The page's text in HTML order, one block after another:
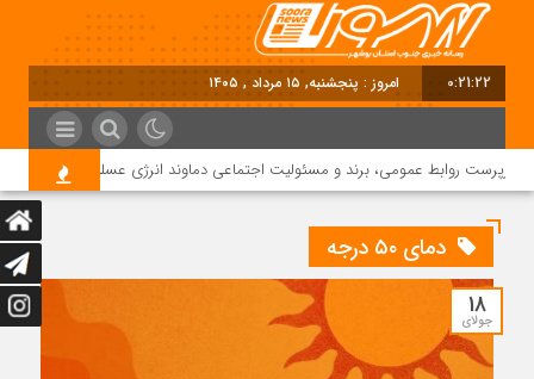
0:21:22 امروز : پنجشنبه, ۱۵ مرداد , ۱۴۰۵
روابط عمومی، برند و مسئولیت اجتماعی دماوند انرژی عسلویه شد
دمای ۵۰ درجه
18
جولای